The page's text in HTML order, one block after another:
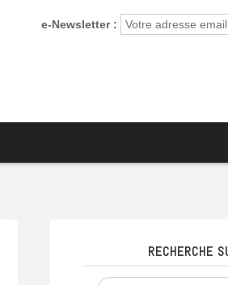
e-Newsletter :
RECHERCHE